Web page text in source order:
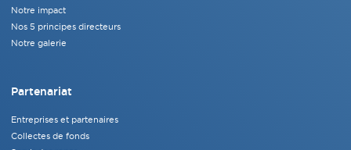
Notre impact
Nos 5 principes directeurs
Notre galerie
Partenariat
Entreprises et partenaires
Collectes de fonds